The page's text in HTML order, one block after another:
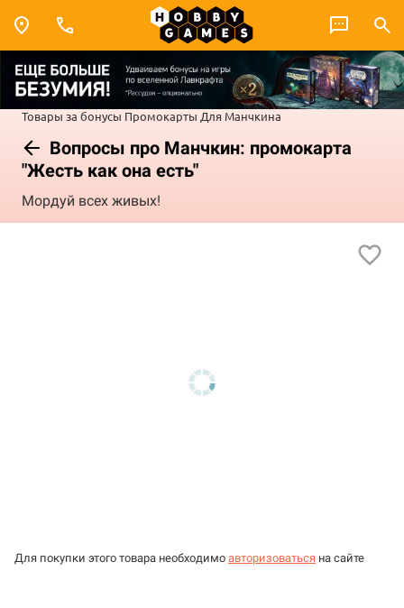
Товары за бонусы Промокарты Для Манчкина
Вопросы про Манчкин: промокарта
"Жесть как она есть"
Мордуй всех живых!
Для покупки этого товара необходимо авторизоваться на сайте